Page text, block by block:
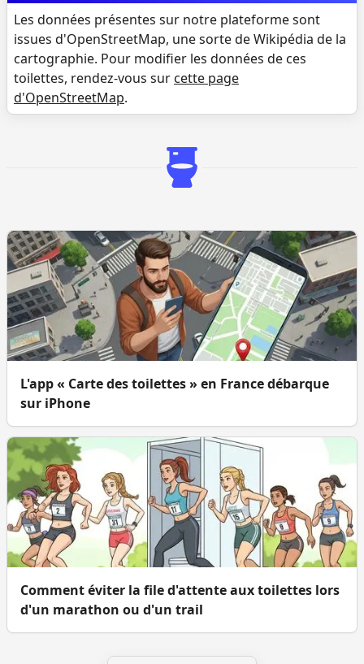
Les données présentes sur notre plateforme sont
issues d'OpenStreetMap, une sorte de Wikipédia de la
cartographie. Pour modifier les données de ces
toilettes, rendez-vous sur cette page
d'OpenStreetMap.
L'app « Carte des toilettes » en France débarque
sur iPhone
Comment éviter la file d'attente aux toilettes lors
d'un marathon ou d'un trail